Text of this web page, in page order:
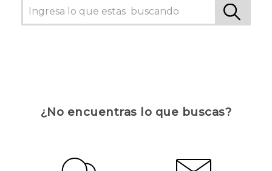
¿No encuentras lo que buscas?